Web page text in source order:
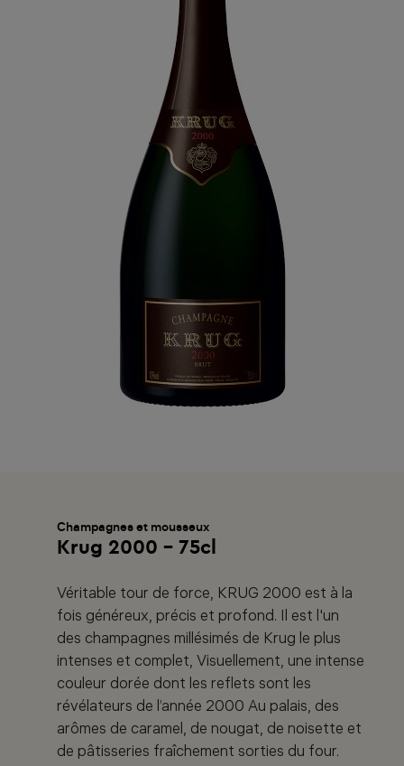
Champagnes et mousseux
Krug 2000 - 75cl
Véritable tour de force, KRUG 2000 est à la
fois généreux, précis et profond. Il est l'un
des champagnes millésimés de Krug le plus
intenses et complet, Visuellement, une intense
couleur dorée dont les reflets sont les
révélateurs de l’année 2000 Au palais, des
arômes de caramel, de nougat, de noisette et
de pâtisseries fraîchement sorties du four.